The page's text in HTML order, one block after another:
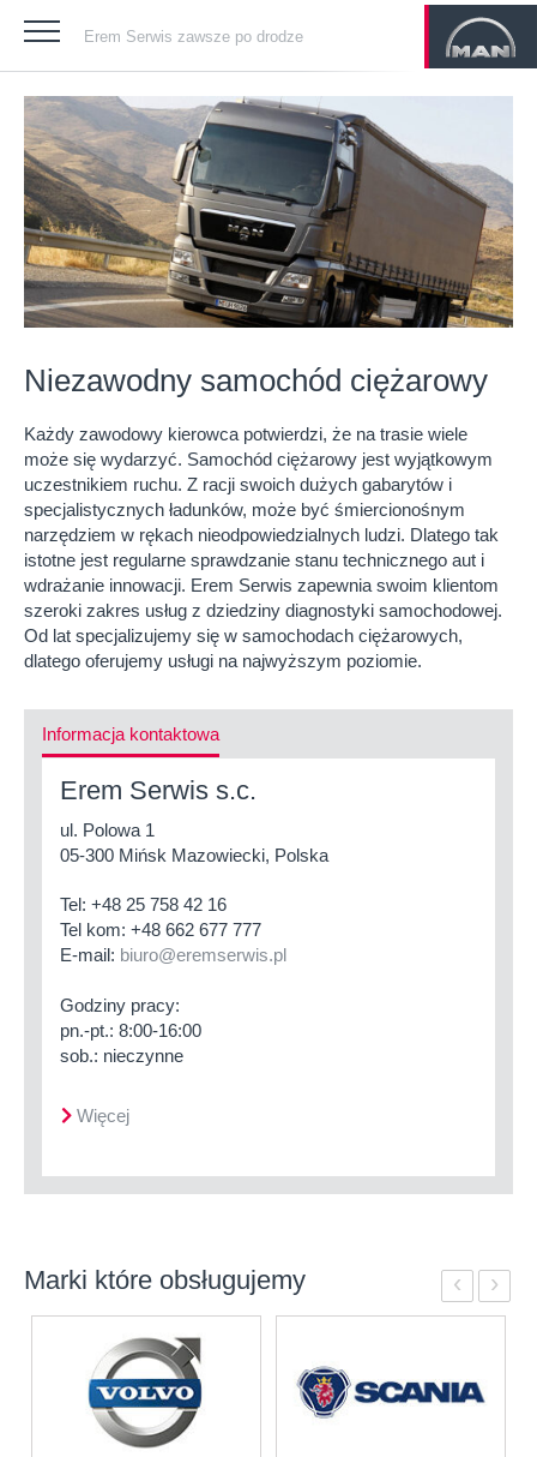
Erem Serwis zawsze po drodze
Niezawodny samochód ciężarowy
Każdy zawodowy kierowca potwierdzi, że na trasie wiele
może się wydarzyć. Samochód ciężarowy jest wyjątkowym
uczestnikiem ruchu. Z racji swoich dużych gabarytów i
specjalistycznych ładunków, może być śmiercionośnym
narzędziem w rękach nieodpowiedzialnych ludzi. Dlatego tak
istotne jest regularne sprawdzanie stanu technicznego aut i
wdrażanie innowacji. Erem Serwis zapewnia swoim klientom
szeroki zakres usług z dziedziny diagnostyki samochodowej.
Od lat specjalizujemy się w samochodach ciężarowych,
dlatego oferujemy usługi na najwyższym poziomie.
Informacja kontaktowa
Erem Serwis s.c.
ul. Polowa 1
05-300 Mińsk Mazowiecki, Polska
Tel: +48 25 758 42 16
Tel kom: +48 662 677 777
E-mail: biuro@eremserwis.pl
Godziny pracy:
pn.-pt.: 8:00-16:00
sob.: nieczynne
Więcej
Marki które obsługujemy ‹ ›